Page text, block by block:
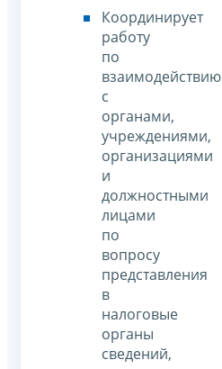
Координирует
работу
по
взаимодействию
с
органами,
учреждениями,
организациями
и
должностными
лицами
по
вопросу
представления
в
налоговые
органы
сведений,